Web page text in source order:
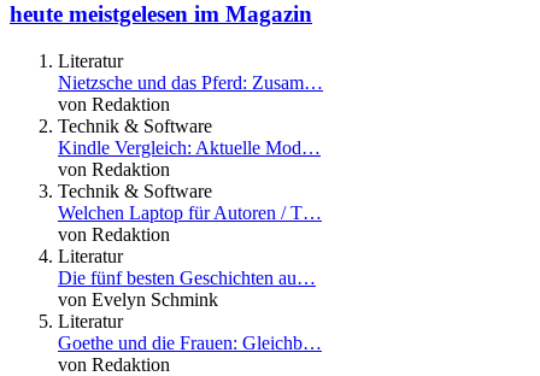
heute meistgelesen im Magazin
Literatur
Nietzsche und das Pferd: Zusam…
von Redaktion
Technik & Software
Kindle Vergleich: Aktuelle Mod…
von Redaktion
Technik & Software
Welchen Laptop für Autoren / T…
von Redaktion
Literatur
Die fünf besten Geschichten au…
von Evelyn Schmink
Literatur
Goethe und die Frauen: Gleichb…
von Redaktion